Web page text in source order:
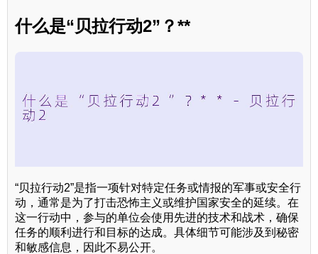
什么是“贝拉行动2”？**
“贝拉行动2”是指一项针对特定任务或情报的军事或安全行
动，通常是为了打击恐怖主义或维护国家安全的延续。在
这一行动中，参与的单位会使用先进的技术和战术，确保
任务的顺利进行和目标的达成。具体细节可能涉及到秘密
和敏感信息，因此不易公开。